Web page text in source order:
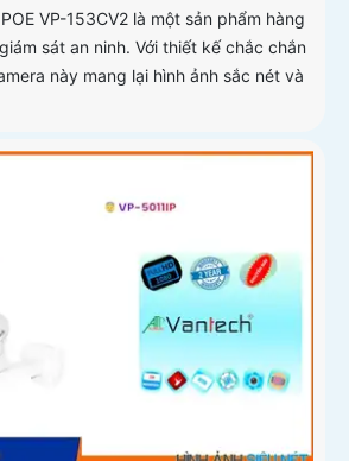
VP-153CV2 là một sản phẩm hàng
sát an ninh. Với thiết kế chắc chắn
này mang lại hình ảnh sắc nét và